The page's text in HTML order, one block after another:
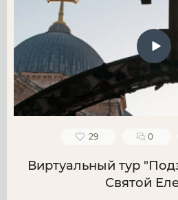
29 0
Виртуальный тур
Святой